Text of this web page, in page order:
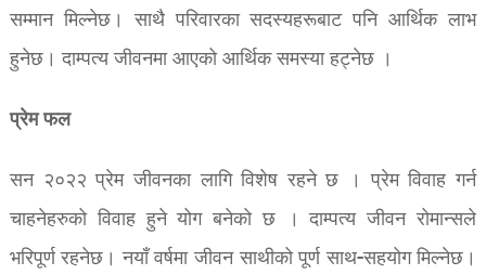
सम्मान मिल्नेछ। साथै परिवारका सदस्यहरूबाट पनि आर्थिक लाभ
हुनेछ। दाम्पत्य जीवनमा आएको आर्थिक समस्या हट्नेछ ।
प्रेम फल
सन २०२२ प्रेम जीवनका लागि विशेष रहने छ । प्रेम विवाह गर्न
चाहनेहरुको विवाह हुने योग बनेको छ । दाम्पत्य जीवन रोमान्सले
भरिपूर्ण रहनेछ। नयाँ वर्षमा जीवन साथीको पूर्ण साथ-सहयोग मिल्नेछ।